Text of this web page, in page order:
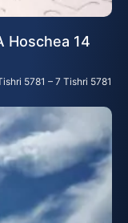
Hoschea 14
5781 – 7 Tishri 5781